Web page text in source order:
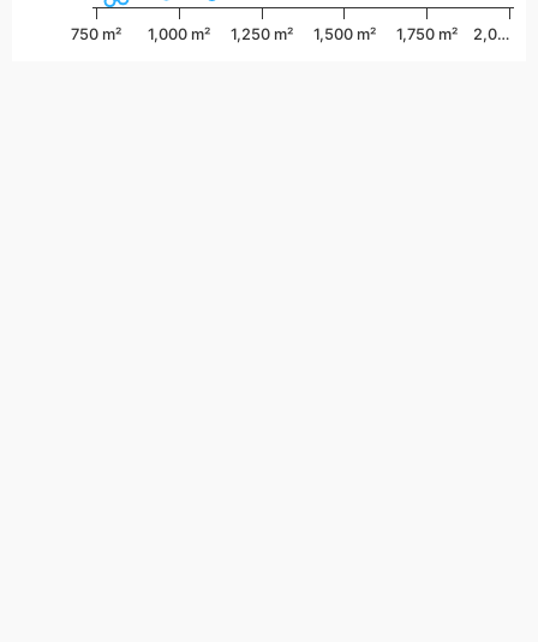
750 m² 1,000 m² 1,250 m² 1,500 m² 1,750 m² 2,0…